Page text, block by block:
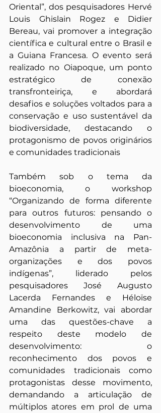
Oriental”, dos pesquisadores Hervé
Louis Ghislain Rogez e Didier
Bereau, vai promover a integração
científica e cultural entre o Brasil e
a Guiana Francesa. O evento será
realizado no Oiapoque, um ponto
estratégico de conexão
transfronteiriça, e abordará
desafios e soluções voltados para a
conservação e uso sustentável da
biodiversidade, destacando o
protagonismo de povos originários
e comunidades tradicionais
Também sob o tema da
bioeconomia, o workshop
“Organizando de forma diferente
para outros futuros: pensando o
desenvolvimento de uma
bioeconomia inclusiva na Pan-
Amazônia a partir de meta-
organizações e dos povos
indígenas”, liderado pelos
pesquisadores José Augusto
Lacerda Fernandes e Héloïse
Amandine Berkowitz, vai abordar
uma das questões-chave a
respeito deste modelo de
desenvolvimento: o
reconhecimento dos povos e
comunidades tradicionais como
protagonistas desse movimento,
demandando a articulação de
múltiplos atores em prol de uma